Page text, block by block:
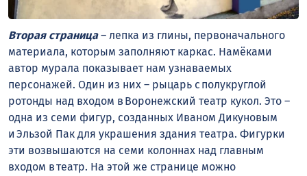
Вторая страница– лепка из глины, первоначального
материала, которым заполняют каркас. Намёками
автор мурала показывает нам узнаваемых
персонажей. Один из них – рыцарь с полукруглой
ротонды над входом в Воронежский театр кукол. Это –
одна из семи фигур, созданных Иваном Дикуновым
и Эльзой Пак для украшения здания театра. Фигурки
эти возвышаются на семи колоннах над главным
входом в театр. На этой же странице можно